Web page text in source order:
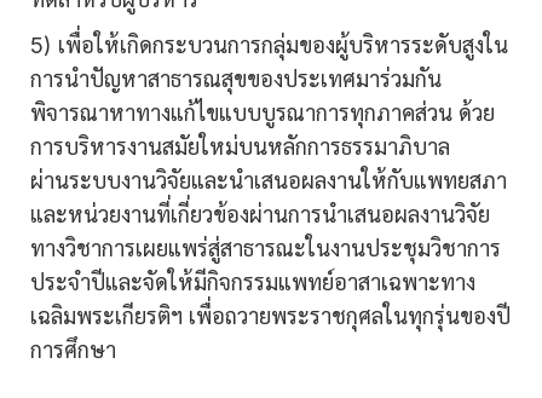
5) เพื่อให้เกิดกระบวนการกลุ่มของผู้บริหารระดับสูงใน
การนำปัญหาสาธารณสุขของประเทศมาร่วมกัน
พิจารณาหาทางแก้ไขแบบบูรณาการทุกภาคส่วน ด้วย
การบริหารงานสมัยใหม่บนหลักการธรรมาภิบาล
ผ่านระบบงานวิจัยและนำเสนอผลงานให้กับแพทยสภา
และหน่วยงานที่เกี่ยวข้องผ่านการนำเสนอผลงานวิจัย
ทางวิชาการเผยแพร่สู่สาธารณะในงานประชุมวิชาการ
ประจำปีและจัดให้มีกิจกรรมแพทย์อาสาเฉพาะทาง
เฉลิมพระเกียรติฯ เพื่อถวายพระราชกุศลในทุกรุ่นของปี
การศึกษา